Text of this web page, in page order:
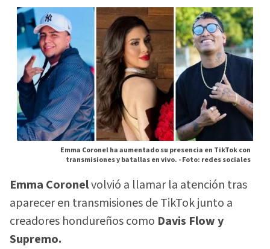
Emma Coronel ha aumentado su presencia en TikTok con
transmisiones y batallas en vivo. -Foto: redes sociales
Emma Coronelvolvió a llamar la atención tras
aparecer en transmisiones de TikTok junto a
creadores hondureños como Davis Flow y
Supremo.